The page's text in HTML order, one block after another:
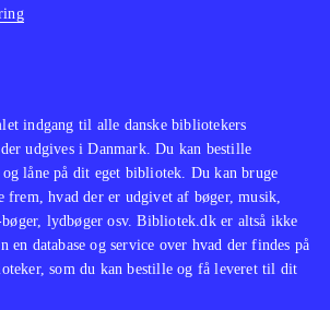
indgang til alle danske bibliotekers
udgives i Danmark. Du kan bestille
og låne på dit eget bibliotek. Du kan bruge
hvad der er udgivet af bøger, musik,
lydbøger osv. Bibliotek.dk er altså ikke
en database og service over hvad der findes på
som du kan bestille og få leveret til dit